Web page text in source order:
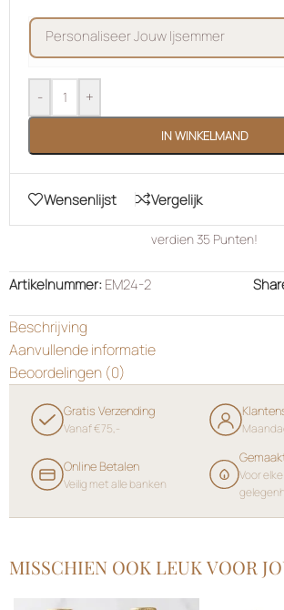
personaliseer jouw ijsemmer
- +
IN WINKELMAND
Wensenlijst Vergelijk
verdien35Punten!
Artikelnummer:EM24-2
Beschrijving
Aanvullende informatie
Beoordelingen (0)
Gratis Verzending
Vanaf €75,-
Online Betalen
Veilig met alle banken
Voor
MISSCHIEN OOK LEUK VOOR